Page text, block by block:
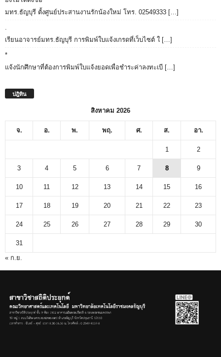
มทร.ธัญบุรี ตั้งศูนย์ประสานงานรักน้องใหม่ โทร. 02549333 […]
.
เรียนอาจารย์มทร.ธัญบุรี การพิมพ์ใบแจ้งเกรดที่เว็บไซต์ ใ […]
*
แจ้งนักศึกษาที่ต้องการพิมพ์ใบแจ้งยอดเพื่อชำระค่าลงทะเบี […]
ปฎิทิน
สิงหาคม 2026
จ. อ. พ. พฤ. ศ. ส. อา.
1 2
3 4 5 6 7 8 9
10 11 12 13 14 15 16
17 18 19 20 21 22 23
24 25 26 27 28 29 30
31
« ก.ย.